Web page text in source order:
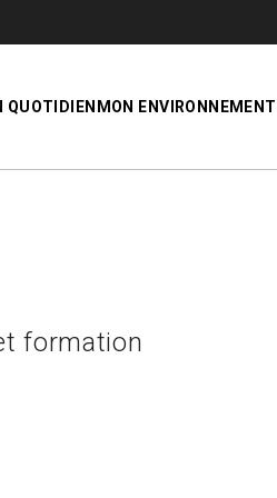
QUOTIDIEN MON ENVIRONNEMENT
formation